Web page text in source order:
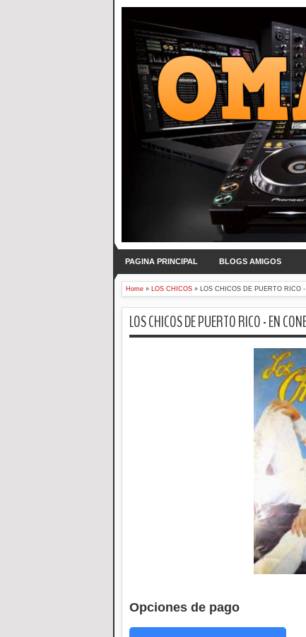
PAGINA PRINCIPAL BLOGS AMIGOS
Home » LOS CHICOS » LOS CHICOS DE PUERTO RICO
LOS CHICOS DE PUERTO RICO - EN
Opciones de pago